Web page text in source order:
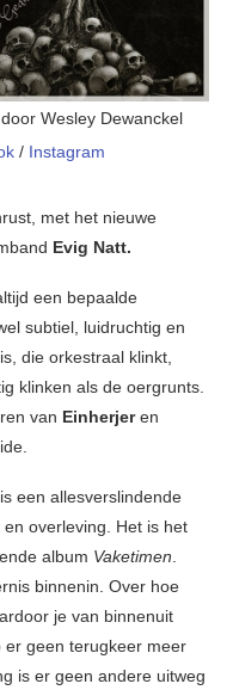
Wesley Dewanckel
/ Instagram
met het nieuwe
Evig Natt.
een bepaalde
subtiel, luidruchtig en
die orkestraal klinkt,
klinken als de oergrunts.
van Einherjeren
is een allesverslindende
overleving. Het is het
album Vaketimen.
binnenin. Over hoe
je van binnenuit
geen terugkeer meer
is er geen andere uitweg